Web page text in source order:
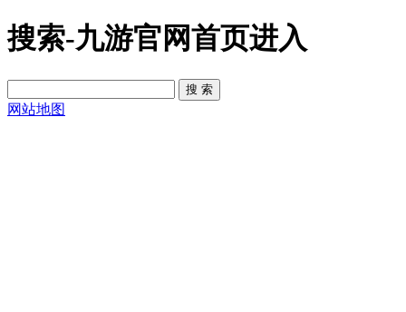
搜索-九游官网首页进入
网站地图